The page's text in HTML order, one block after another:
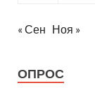
« Сен Ноя »
ОПРОС